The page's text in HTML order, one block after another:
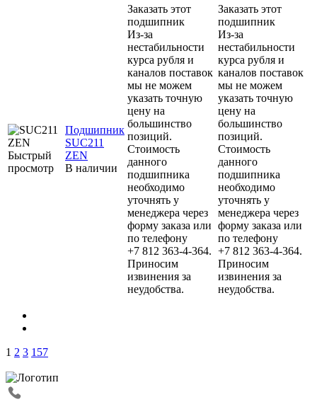
Быстрый
просмотр
Подшипник
SUC211
ZEN
В наличии
Заказать этот
подшипник
Из-за
нестабильности
курса рубля и
каналов поставок
мы не можем
указать точную
цену на
большинство
позиций.
Стоимость
данного
подшипника
необходимо
уточнять у
менеджера через
форму заказа или
по телефону
+7 812 363-4-364.
Приносим
извинения за
неудобства.
Заказать этот
подшипник
Из-за
нестабильности
курса рубля и
каналов поставок
мы не можем
указать точную
цену на
большинство
позиций.
Стоимость
данного
подшипника
необходимо
уточнять у
менеджера через
форму заказа или
по телефону
+7 812 363-4-364.
Приносим
извинения за
неудобства.
1 2 3 157